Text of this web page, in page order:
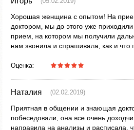
Хорошая женщина с опытом! На
доктором, мы до этого уже
прием, на котором мы получили
нам звонила и спрашивала, как и что
Оценка:
Наталия (02.02.2019)
Приятная в общении и знающая
побеседовали, она все очень
направила на анализы и расписала,